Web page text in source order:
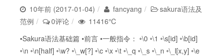
10年前 (2017-01-04) fancyang
sakura语法及
范例
0评论
11416℃
•Sakura语法基础篇 •前言 •一般指令： ◦\0 ◦\1 ◦\s[id] ◦\b[id]
◦\n ◦\n[half] ◦\w? ◦\_w[?] ◦\c ◦\x ◦\t ◦\_q ◦\_s ◦\_n ◦\_l[x,y] ◦\e